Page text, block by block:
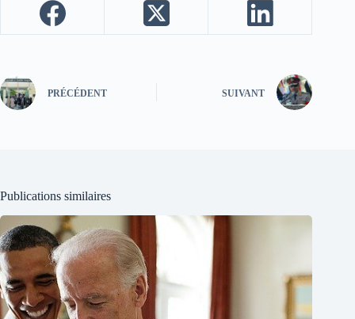
PRÉCÉDENT SUIVANT
Publications similaires